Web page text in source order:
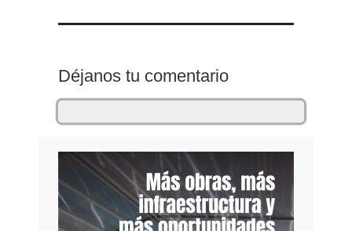
Déjanos tu comentario